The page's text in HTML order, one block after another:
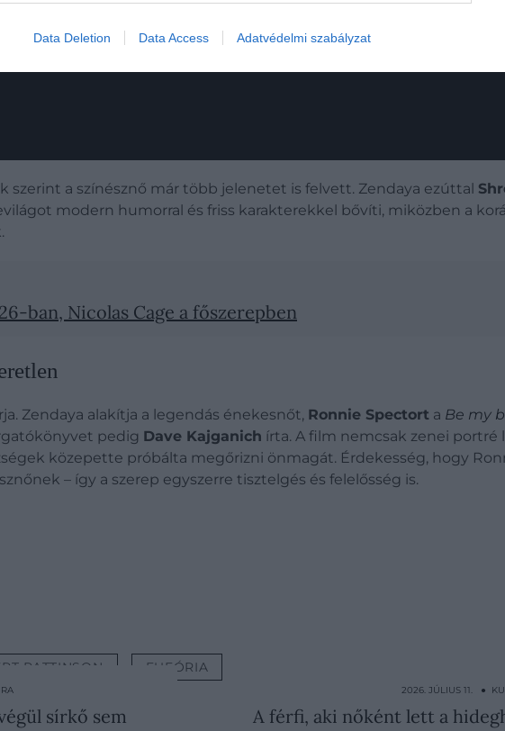
Data Deletion Data Access Adatvédelmi szabályzat
szerint a színésznő már több jelenetet is felvett. Zendaya ezúttal
modern humorral és friss karakterekkel bővíti, miközben a
ban, Nicolas Cage a főszerepben
Zendaya alakítja a legendás énekesnőt, Ronnie Spectort a Be my
pedig Dave Kajganich írta. A film nemcsak zenei portré
közepette próbálta megőrizni önmagát. Érdekesség, hogy
– így a szerep egyszerre tisztelgés és felelősség is.
PATTINSON EUFÓRIA
sírkő sem
2026. JÚLIUS 11. ●
A férfi, aki nőként lett a